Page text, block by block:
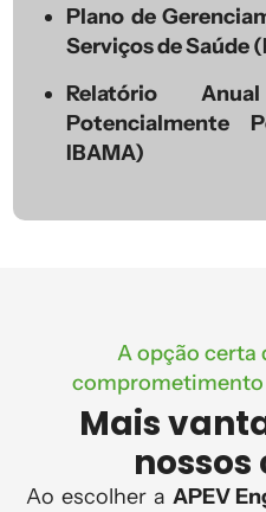
Plano de
Serviços de Saúde
Relatório
Potencialmente
IBAMA)
A opção certa
Mais
Ao escolher a APEV